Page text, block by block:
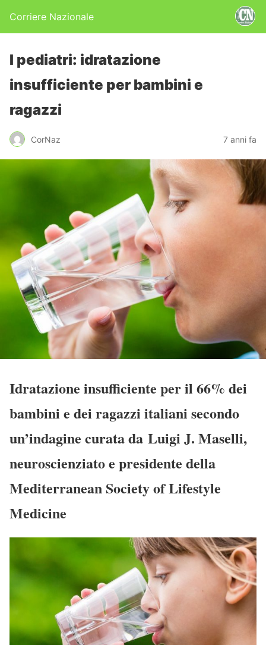
Corriere Nazionale
I pediatri: idratazione
insufficiente per bambini e
ragazzi
CorNaz 7 anni fa
Idratazione insufficiente per il 66% dei
bambini e dei ragazzi italiani secondo
un’indagine curata da Luigi J. Maselli,
neuroscienziato e presidente della
Mediterranean Society of Lifestyle
Medicine